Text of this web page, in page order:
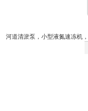
河道清淤泵 ， 小型液氮速冻机 ，